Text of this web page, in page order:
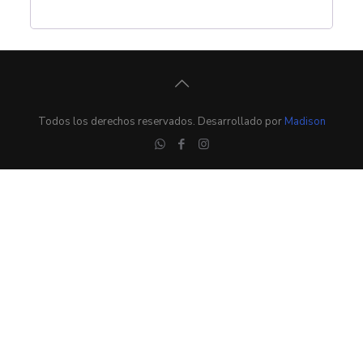
Todos los derechos reservados. Desarrollado por Madison